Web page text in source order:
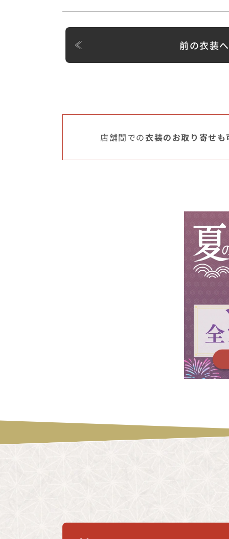
前の衣装へ
店舗間での衣装のお取り寄せも